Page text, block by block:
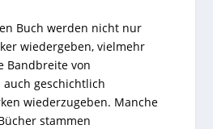
Buch werden nicht nur
wiedergeben, vielmehr
Bandbreite von
geschichtlich
wiederzugeben. Manche
stammen